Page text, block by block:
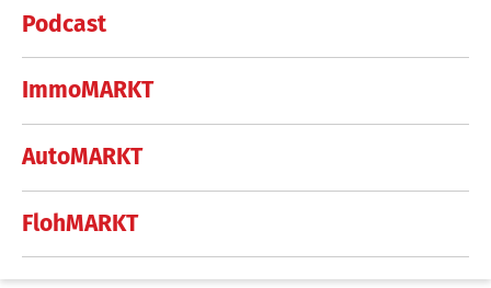
Podcast
ImmoMARKT
AutoMARKT
FlohMARKT